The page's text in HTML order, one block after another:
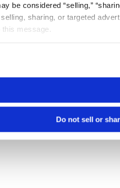
be considered “selling,”
sharing, or targeted
message.
Do not sell or